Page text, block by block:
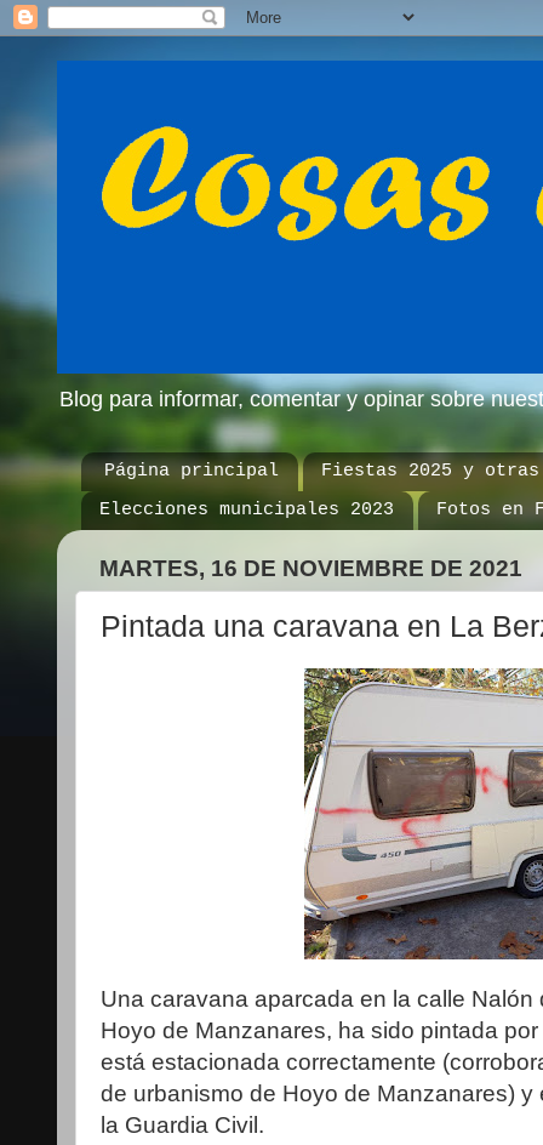
Blog para informar, comentar y opinar sobre
Página principal
Fiestas 2025 y otras
Elecciones municipales 2023
Fotos en
MARTES, 16 DE NOVIEMBRE DE 2021
Pintada una caravana en La
Una caravana aparcada en la calle
Hoyo de Manzanares, ha sido pintada
está estacionada correctamente
de urbanismo de Hoyo de Manzanares)
la Guardia Civil.